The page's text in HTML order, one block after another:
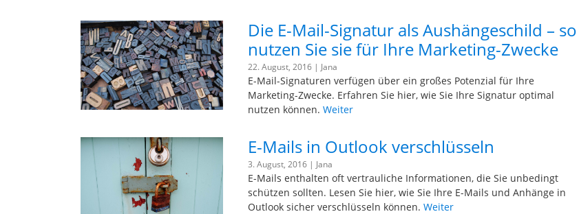
Die E-Mail-Signatur als Aushängeschild – so
nutzen Sie sie für Ihre Marketing-Zwecke
22. August, 2016 | Jana
E-Mail-Signaturen verfügen über ein großes Potenzial für Ihre
Marketing-Zwecke. Erfahren Sie hier, wie Sie Ihre Signatur optimal
nutzen können.Weiter
E-Mails in Outlook verschlüsseln
3. August, 2016 | Jana
E-Mails enthalten oft vertrauliche Informationen, die Sie unbedingt
schützen sollten. Lesen Sie hier, wie Sie Ihre E-Mails und Anhänge in
Outlook sicher verschlüsseln können.Weiter